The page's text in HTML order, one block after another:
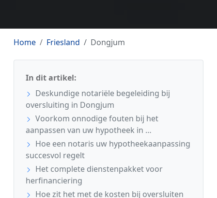
Home Friesland Dongjum
In dit artikel:
Deskundige notariële begeleiding bij
oversluiting in Dongjum
Voorkom onnodige fouten bij het
aanpassen van uw hypotheek in …
Hoe een notaris uw hypotheekaanpassing
succesvol regelt
Het complete dienstenpakket voor
herfinanciering
Hoe zit het met de kosten bij oversluiten